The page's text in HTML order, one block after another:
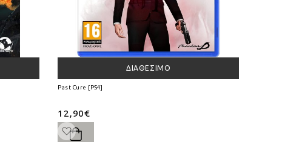
ΔΙΑΘΈΣΙΜΟ
Past Cure [PS4]
12,90€